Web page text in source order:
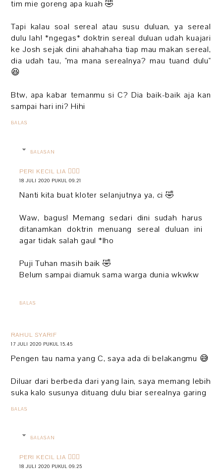
tim mie goreng apa kuah 🤣
Tapi kalau soal sereal atau susu duluan, ya sereal
dulu lah! *ngegas* doktrin sereal duluan udah kuajari
ke Josh sejak dini ahahahaha tiap mau makan sereal,
dia udah tau, "ma mana serealnya? mau tuand dulu"
😆
Btw, apa kabar temanmu si C? Dia baik-baik aja kan
sampai hari ini? Hihi
BALAS
BALASAN
PERI KECIL LIA 🧚🏻‍♀️
18 JULI 2020 PUKUL 09.21
Nanti kita buat kloter selanjutnya ya, ci 🤣
Waw, bagus! Memang sedari dini sudah harus
ditanamkan doktrin menuang sereal duluan ini
agar tidak salah gaul *lho
Puji Tuhan masih baik 🤣
Belum sampai diamuk sama warga dunia wkwkw
BALAS
RAHUL SYARIF
17 JULI 2020 PUKUL 15.45
Pengen tau nama yang C, saya ada di belakangmu 😅
Diluar dari berbeda dari yang lain, saya memang lebih
suka kalo susunya dituang dulu biar serealnya garing
BALAS
BALASAN
PERI KECIL LIA 🧚🏻‍♀️
18 JULI 2020 PUKUL 09.25